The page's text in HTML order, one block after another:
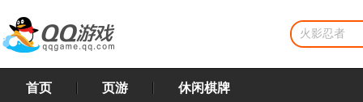
首页 页游 休闲棋牌